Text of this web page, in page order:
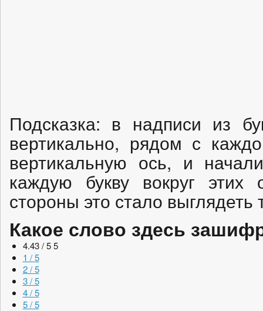
Подсказка: в надписи из
вертикально, рядом с
вертикальную ось, и
каждую букву вокруг
стороны это стало выглядеть
Какое слово здесь
4.43 / 5 5
1 / 5
2 / 5
3 / 5
4 / 5
5 / 5